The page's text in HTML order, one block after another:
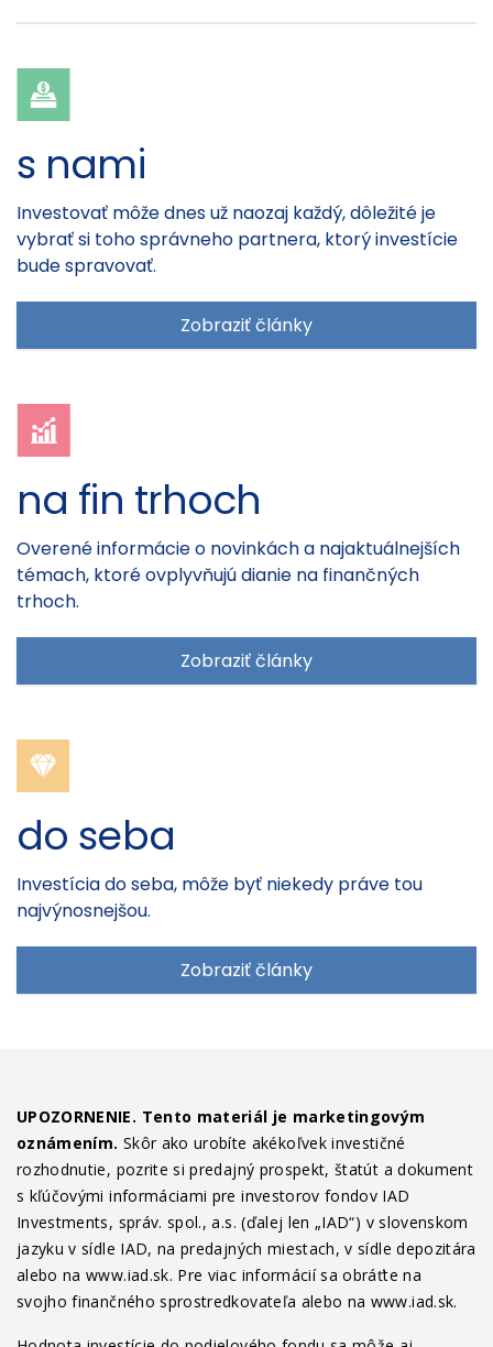
s nami
Investovať môže dnes už naozaj každý, dôležité je
vybrať si toho správneho partnera, ktorý investície
bude spravovať.
Zobraziť články
na fin trhoch
Overené informácie o novinkách a najaktuálnejších
témach, ktoré ovplyvňujú dianie na finančných
trhoch.
Zobraziť články
do seba
Investícia do seba, môže byť niekedy práve tou
najvýnosnejšou.
Zobraziť články
UPOZORNENIE. Tento materiál je marketingovým
oznámením. Skôr ako urobíte akékoľvek investičné
rozhodnutie, pozrite si predajný prospekt, štatút a dokument
s kľúčovými informáciami pre investorov fondov IAD
Investments, správ. spol., a.s. (ďalej len „IAD“) v slovenskom
jazyku v sídle IAD, na predajných miestach, v sídle depozitára
alebo na www.iad.sk. Pre viac informácií sa obráťte na
svojho finančného sprostredkovateľa alebo na www.iad.sk.